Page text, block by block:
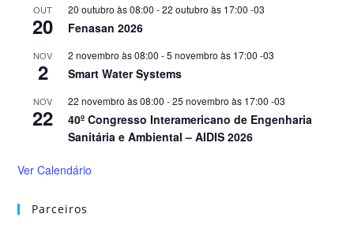
OUT
20
20 outubro às 08:00 -22 outubro às 17:00 -03
Fenasan 2026
NOV
2
2 novembro às 08:00 -5 novembro às 17:00 -03
Smart Water Systems
NOV
22
22 novembro às 08:00 -25 novembro às 17:00 -03
40º Congresso Interamericano de Engenharia
Sanitária e Ambiental – AIDIS 2026
Ver Calendário
Parceiros